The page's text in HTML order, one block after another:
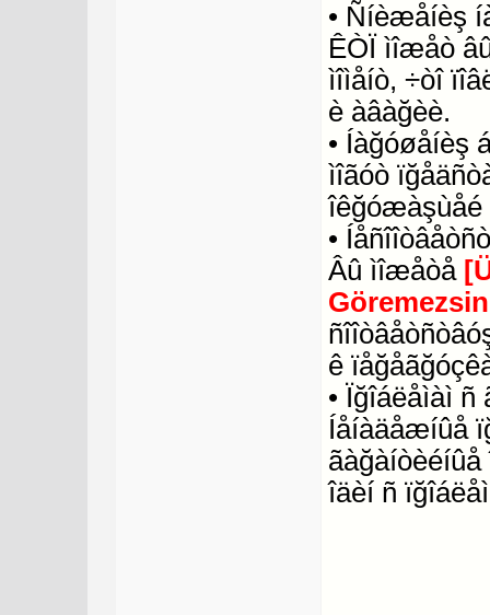
• Ñíèæåíèş
ÊÒÏ ìîæåò
ìîìåíò, ÷òî
è àâàğèè.
• Íàğóøåíèş
ìîãóò
îêğóæàşùåé
•
Âû ìîæåòå
ê
• Ïğîáëåìàì
Íåíàäåæíûå
îäèí ñ